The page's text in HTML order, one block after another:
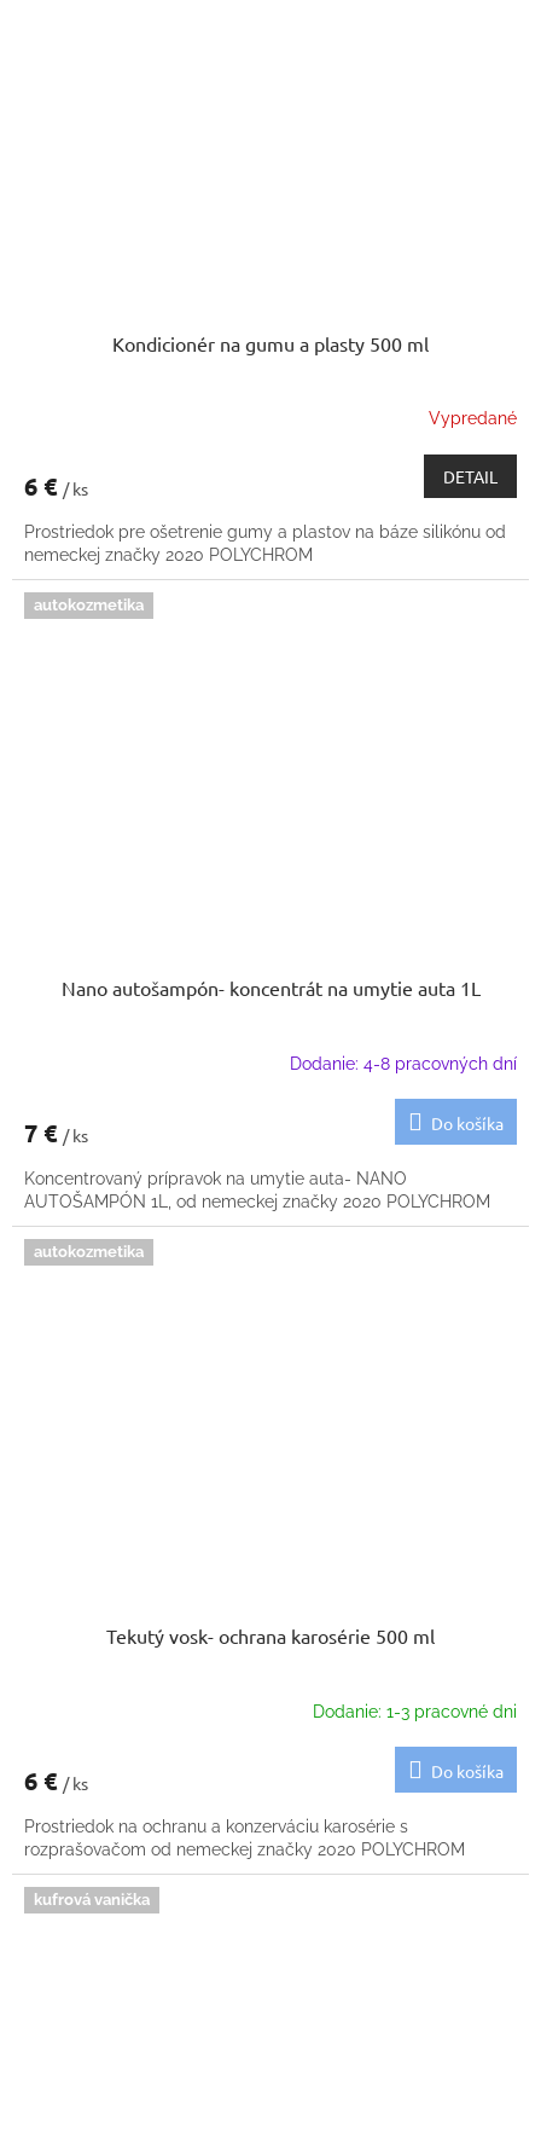
Kondicionér na gumu a plasty 500 ml
Vypredané
6 € / ks
DETAIL
Prostriedok pre ošetrenie gumy a plastov na báze silikónu od
nemeckej značky 2020 POLYCHROM
autokozmetika
Nano autošampón- koncentrát na umytie auta 1L
Dodanie: 4-8 pracovných dní
7 € / ks
Do košíka
Koncentrovaný prípravok na umytie auta- NANO
AUTOŠAMPÓN 1L, od nemeckej značky 2020 POLYCHROM
autokozmetika
Tekutý vosk- ochrana karosérie 500 ml
Dodanie: 1-3 pracovné dni
6 € / ks
Do košíka
Prostriedok na ochranu a konzerváciu karosérie s
rozprašovačom od nemeckej značky 2020 POLYCHROM
kufrová vanička